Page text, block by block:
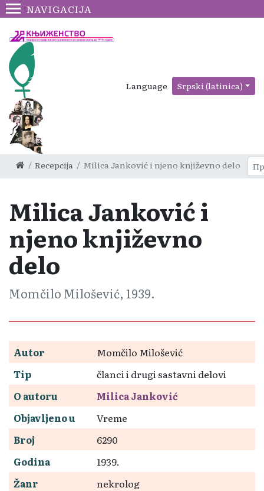
NAVIGACIJA
Language Srpski (latinica)
Recepcija Milica Janković i njeno književno delo
Milica Janković i
njeno književno
delo
Momčilo Milošević, 1939.
Autor
Momčilo Milošević
Tip
članci i drugi sastavni delovi
O autoru
Milica Janković
Objavljeno u
Vreme
Broj
6290
Godina
1939.
Žanr
nekrolog